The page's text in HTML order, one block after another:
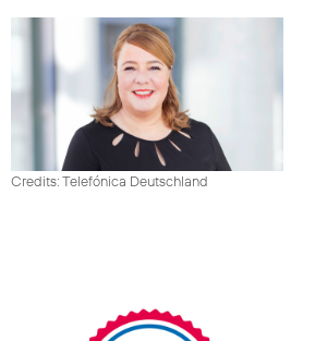
Credits: Telefónica Deutschland